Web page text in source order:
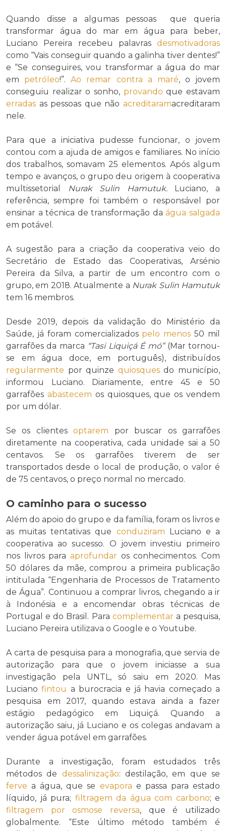
Quando disse a algumas pessoas que queria
transformar água do mar em água para beber,
Luciano Pereira recebeu palavras desmotivadoras
como “Vais conseguir quando a galinha tiver dentes!”
e “Se conseguires, vou transformar a água do mar
em petróleo!”.Ao remar contra a maré, o jovem
conseguiu realizar o sonho, provando que estavam
erradas as pessoas que não acreditaramacreditaram
nele.
Para que a iniciativa pudesse funcionar, o jovem
contou com a ajuda de amigos e familiares. No início
dos trabalhos, somavam 25 elementos. Após algum
tempo e avanços, o grupo deu origem à cooperativa
multissetorial
Nurak Sulin Hamutuk.Luciano, a
referência, sempre foi também o responsável por
ensinar a técnica de transformação daágua salgada
em potável.
A sugestão para a criação da cooperativa veio do
Secretário de Estado das Cooperativas, Arsénio
Pereira da Silva, a partir de um encontro com o
grupo, em 2018. Atualmente a Nurak Sulin Hamutuk
tem 16 membros.
Desde 2019, depois da validação do Ministério da
Saúde, já foram comercializados pelo menos 50 mil
garrafões da marca “Tasi Liquiçá É mó”(Mar tornou-
se em água doce, em português), distribuídos
regularmente por quinze quiosquesdo município,
informou Luciano. Diariamente, entre 45 e 50
garrafões abastecem os quiosques, que os vendem
por um dólar.
Se os clientesoptarem por buscar os garrafões
diretamente na cooperativa, cada unidade sai a 50
centavos. Se os garrafões tiverem de ser
transportados desde o local de produção, o valor é
de 75 centavos, o preço normal no mercado.
O caminho para o sucesso
Além do apoio do grupo e da família, foram os livros e
as muitas tentativas que conduziram Luciano e a
cooperativa ao sucesso. O jovem investiu primeiro
nos livros para aprofundar os conhecimentos. Com
50 dólares da mãe, comprou a primeira publicação
intitulada “Engenharia de Processos de Tratamento
de Água”. Continuou a comprar livros, chegando a ir
à Indonésia e a encomendar obras técnicas de
Portugal e do Brasil. Para complementara pesquisa,
Luciano Pereira utilizava o Google e o Youtube.
A carta de pesquisa para a monografia, que servia de
autorização para que o jovem iniciasse a sua
investigação pela UNTL, só saiu em 2020. Mas
Lucianofintou a burocracia e já havia começado a
pesquisa em 2017, quando estava ainda a fazer
estágio pedagógico em Liquiçá. Quando a
autorização saiu, já Luciano e os colegas andavam a
vender água potável em garrafões.
Durante a investigação, foram estudados três
métodos de dessalinização: destilação, em que se
ferve a água, que se evapora e passa para estado
líquido, já pura; filtragem da água com carbono; e
filtragem por osmose reversa, que é utilizado
globalmente. “Este último método também é